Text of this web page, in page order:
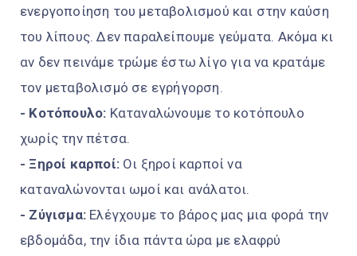
ενεργοποίηση του μεταβολισμού και στην καύση
του λίπους. Δεν παραλείπουμε γεύματα. Ακόμα κι
αν δεν πεινάμε τρώμε έστω λίγο για να κρατάμε
τον μεταβολισμό σε εγρήγορση.
- Κοτόπουλο: Καταναλώνουμε το κοτόπουλο
χωρίς την πέτσα.
- Ξηροί καρποί: Οι ξηροί καρποί να
καταναλώνονται ωμοί και ανάλατοι.
- Ζύγισμα: Ελέγχουμε το βάρος μας μια φορά την
εβδομάδα, την ίδια πάντα ώρα με ελαφρύ